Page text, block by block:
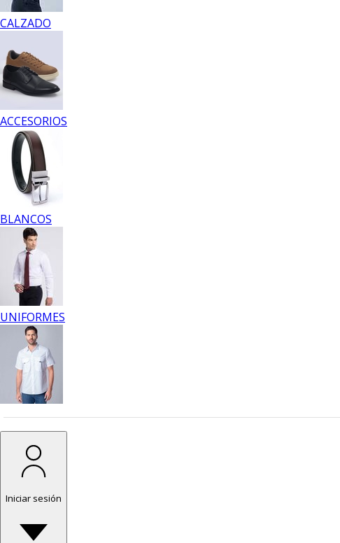
CALZADO
ACCESORIOS
BLANCOS
UNIFORMES
Iniciar sesión